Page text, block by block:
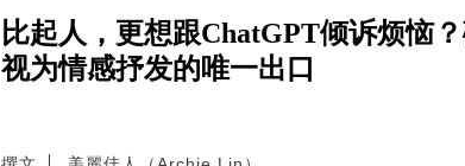
比起人，更想跟ChatGPT倾诉烦恼
视为情感抒发的唯一出口